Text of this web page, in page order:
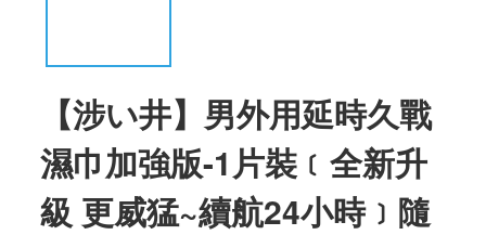
【涉い井】男外用延時久戰
濕巾加強版-1片裝﹝全新升
級 更威猛~續航24小時﹞隨